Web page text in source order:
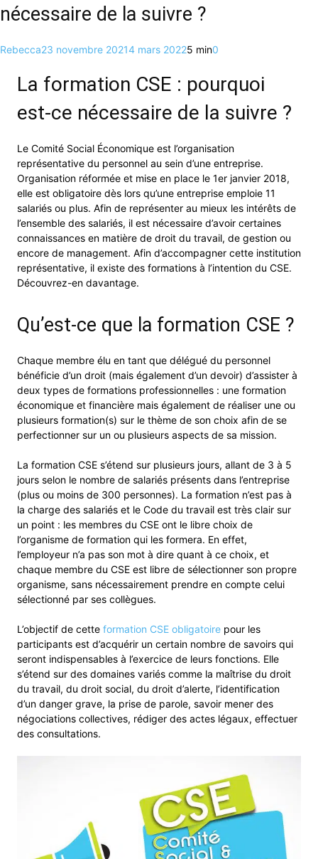
nécessaire de la suivre ?
Rebecca23 novembre 20214 mars 20225 min0
La formation CSE : pourquoi
est-ce nécessaire de la suivre ?
Le Comité Social Économique est l’organisation
représentative du personnel au sein d’une entreprise.
Organisation réformée et mise en place le 1er janvier 2018,
elle est obligatoire dès lors qu’une entreprise emploie 11
salariés ou plus. Afin de représenter au mieux les intérêts de
l’ensemble des salariés, il est nécessaire d’avoir certaines
connaissances en matière de droit du travail, de gestion ou
encore de management. Afin d’accompagner cette institution
représentative, il existe des formations à l’intention du CSE.
Découvrez-en davantage.
Qu’est-ce que la formation CSE ?
Chaque membre élu en tant que délégué du personnel
bénéficie d’un droit (mais également d’un devoir) d’assister à
deux types de formations professionnelles : une formation
économique et financière mais également de réaliser une ou
plusieurs formation(s) sur le thème de son choix afin de se
perfectionner sur un ou plusieurs aspects de sa mission.
La formation CSE s’étend sur plusieurs jours, allant de 3 à 5
jours selon le nombre de salariés présents dans l’entreprise
(plus ou moins de 300 personnes). La formation n’est pas à
la charge des salariés et le Code du travail est très clair sur
un point : les membres du CSE ont le libre choix de
l’organisme de formation qui les formera. En effet,
l’employeur n’a pas son mot à dire quant à ce choix, et
chaque membre du CSE est libre de sélectionner son propre
organisme, sans nécessairement prendre en compte celui
sélectionné par ses collègues.
L’objectif de cette formation CSE obligatoire pour les
participants est d’acquérir un certain nombre de savoirs qui
seront indispensables à l’exercice de leurs fonctions. Elle
s’étend sur des domaines variés comme la maîtrise du droit
du travail, du droit social, du droit d’alerte, l’identification
d’un danger grave, la prise de parole, savoir mener des
négociations collectives, rédiger des actes légaux, effectuer
des consultations.